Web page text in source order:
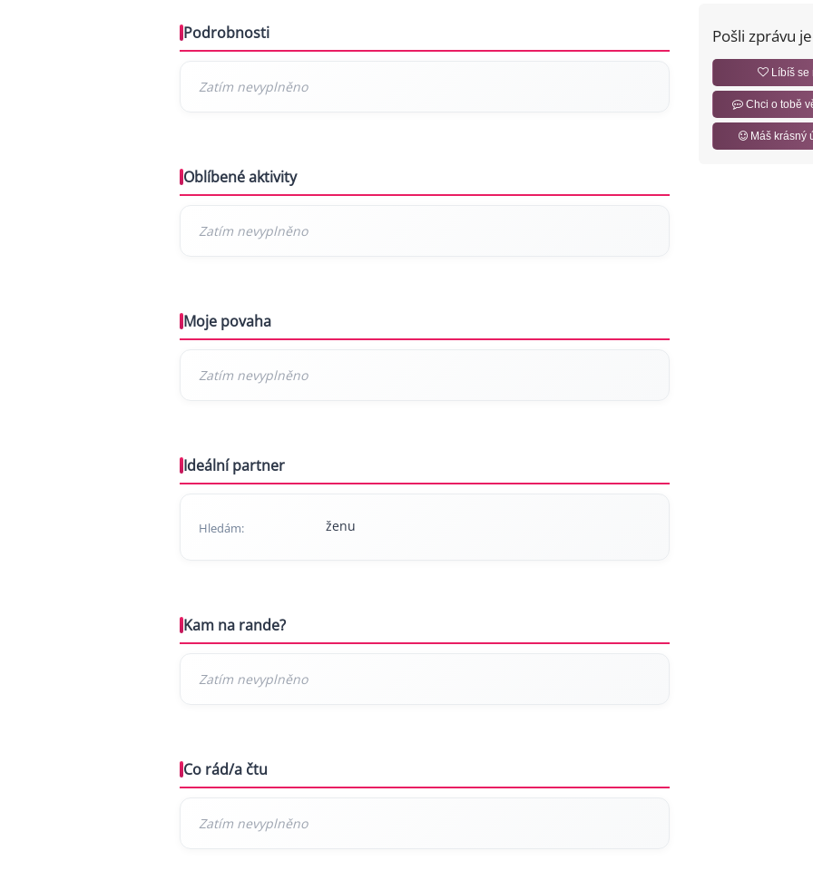
Podrobnosti
Oblíbené aktivity
Moje povaha
Ideální partner
Hledám: ženu
Kam na rande?
Co rád/a čtu
Pošli zprávu
Líbíš se
Chci o tobě
Máš krásný